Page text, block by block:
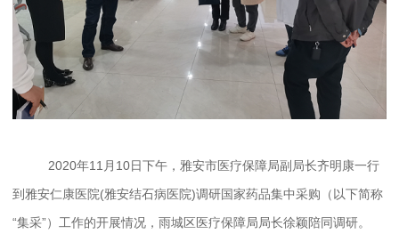
2020年11月10日下午，雅安市医疗保障局副局长齐明康一行
到雅安仁康医院(雅安结石病医院)调研国家药品集中采购（以下简称
“集采”）工作的开展情况，雨城区医疗保障局局长徐颖陪同调研。